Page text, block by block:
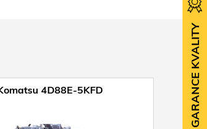
4D88E-5KFD GARANCE KVALITY